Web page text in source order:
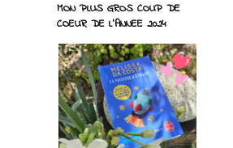
MON PLUS GROS COUP DE
COEUR DE L'ANNEE 2024